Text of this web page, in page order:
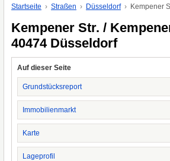
Startseite Straßen Düsseldorf Kempener
Kempener Str. /
40474 Düsseldorf
Auf dieser Seite
Grundstücksreport
Immobilienmarkt
Karte
Lageprofil